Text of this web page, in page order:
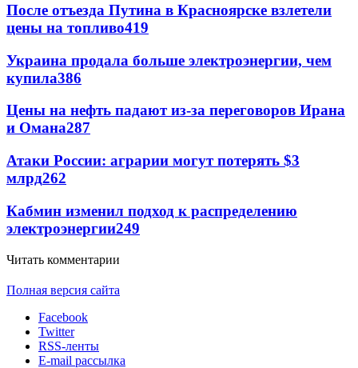
После отъезда Путина в Красноярске взлетели
цены на топливо419
Украина продала больше электроэнергии, чем
купила386
Цены на нефть падают из-за переговоров Ирана
и Омана287
Атаки России: аграрии могут потерять $3
млрд262
Кабмин изменил подход к распределению
электроэнергии249
Читать комментарии
Полная версия сайта
Facebook
Twitter
RSS-ленты
E-mail рассылка